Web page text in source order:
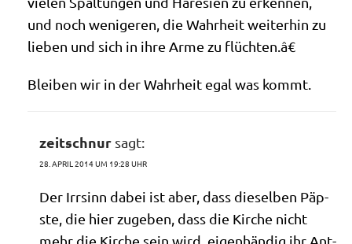
und noch weni­ge­ren, die Wahr­heit wei­ter­hin zu
lie­ben und sich in ihre Arme zu flüchten.â€
Blei­ben wir in der Wahr­heit egal was kommt.
zeitschnur sagt:
28. APRIL 2014 UM 19:28 UHR
Der Irr­sinn dabei ist aber, dass die­sel­ben Päp­
ste, die hier zuge­ben, dass die Kir­che nicht
mehr die Kir­che sein wird, eigen­hän­dig ihr Ant­